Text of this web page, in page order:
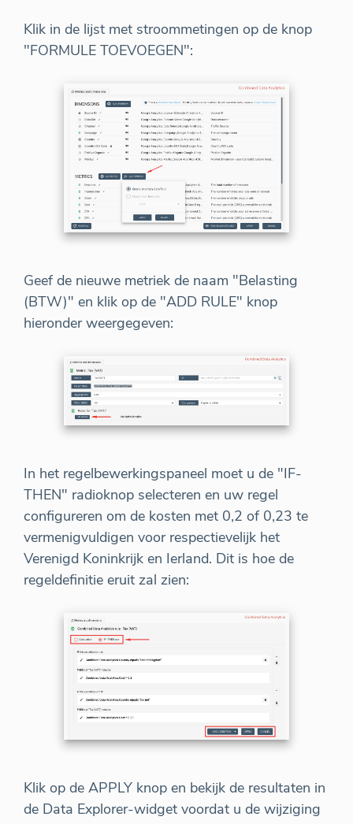
Klik in de lijst met stroommetingen op de knop
"FORMULE TOEVOEGEN":
Geef de nieuwe metriek de naam "Belasting
(BTW)" en klik op de "ADD RULE" knop
hieronder weergegeven:
In het regelbewerkingspaneel moet u de "IF-
THEN" radioknop selecteren en uw regel
configureren om de kosten met 0,2 of 0,23 te
vermenigvuldigen voor respectievelijk het
Verenigd Koninkrijk en Ierland. Dit is hoe de
regeldefinitie eruit zal zien:
Klik op de APPLY knop en bekijk de resultaten in
de Data Explorer-widget voordat u de wijziging